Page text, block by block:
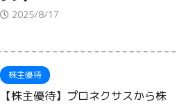
2025/8/17
株主優待
【株主優待】プロネクサスから株